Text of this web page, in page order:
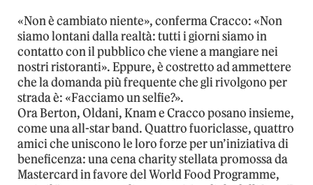
«Non è cambiato niente», conferma Cracco: «Non
siamo lontani dalla realtà: tutti i giorni siamo in
contatto con il pubblico che viene a mangiare nei
nostri ristoranti». Eppure, è costretto ad ammettere
che la domanda più frequente che gli rivolgono per
strada è: «Facciamo un selfie?».
Ora Berton, Oldani, Knam e Cracco posano insieme,
come una all-star band. Quattro fuoriclasse, quattro
amici che uniscono le loro forze per un’iniziativa di
beneficenza: una cena charity stellata promossa da
Mastercard in favore del World Food Programme,